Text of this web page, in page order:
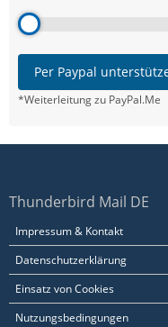
Per Paypal
*Weiterleitung zu PayPal.Me
Thunderbird Mail DE
Impressum & Kontakt
Datenschutzerklärung
Einsatz von Cookies
Nutzungsbedingungen